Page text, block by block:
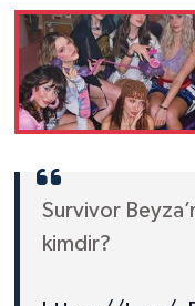
Survivor
kimdir?